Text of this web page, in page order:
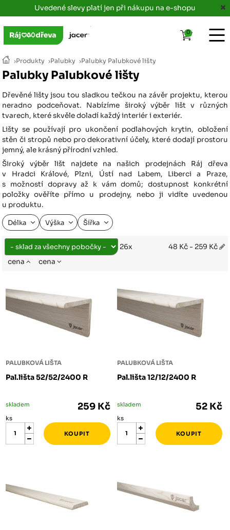
Uvedené slevy platí jen při nákupu na e-shopu
›Produkty ›Palubky ›Palubky Palubkové lišty
Palubky Palubkové lišty
Dřevěné lišty jsou tou sladkou tečkou na závěr projektu, kterou
neradno podceňovat. Nabízíme široký výběr lišt v různých
tvarech, které skvěle doladí každý interiér i exteriér.
Lišty se používají pro ukončení podlahových krytin, obložení
stěn či stropů nebo pro dekorativní účely, které dodají prostoru
jemný, ale krásný přírodní vzhled.
Široký výběr lišt najdete na našich prodejnách Ráj dřeva
v Hradci Králové, Plzni, Ústí nad Labem, Liberci a Praze,
s možností dopravy až k vám domů; dostupnost konkrétní
položky ověříte přímo u prodejny, nebo ji vidíte uvedenou
u produktu.
Délka Výška Šířka
26x
48 Kč - 259 Kč
cena
cena
PALUBKOVÁ LIŠTA
Pal.lišta 52/52/2400 R
skladem 259 Kč
ks
PALUBKOVÁ LIŠTA
Pal.lišta 12/12/2400 R
skladem 52 Kč
ks
0